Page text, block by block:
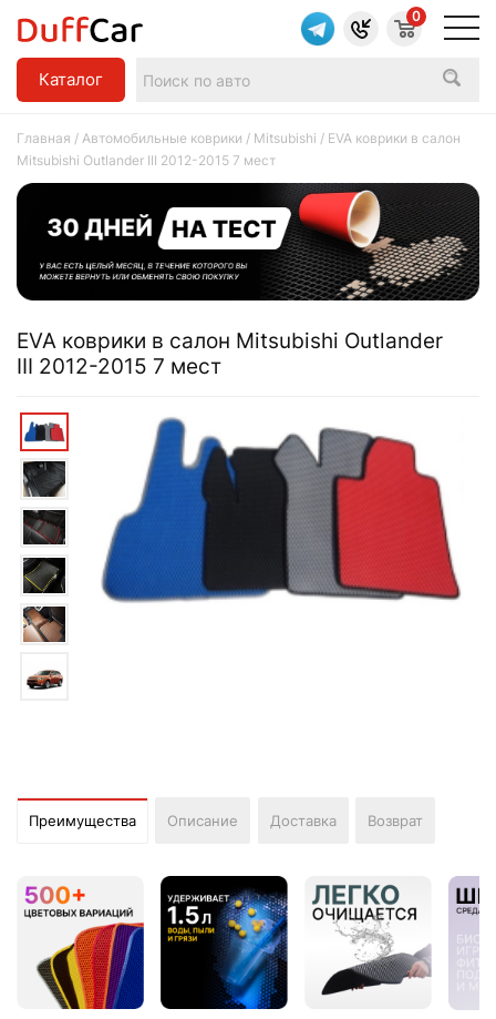
Каталог
0
Главная / Автомобильные коврики / Mitsubishi / EVA коврики в салон
Mitsubishi Outlander III 2012-2015 7 мест
EVA коврики в салон Mitsubishi Outlander
III 2012-2015 7 мест
Преимущества Описание Доставка Возврат